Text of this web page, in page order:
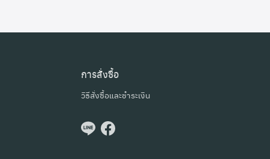
การสั่งซื้อ
วิธีสั่งซื้อและชำระเงิน